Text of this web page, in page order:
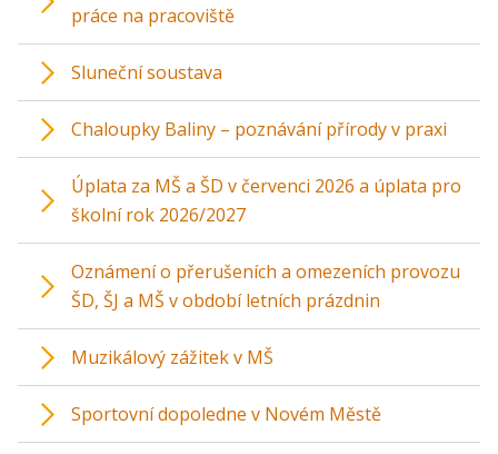
práce na pracoviště
Sluneční soustava
Chaloupky Baliny – poznávání přírody v praxi
Úplata za MŠ a ŠD v červenci 2026 a úplata pro
školní rok 2026/2027
Oznámení o přerušeních a omezeních provozu
ŠD, ŠJ a MŠ v období letních prázdnin
Muzikálový zážitek v MŠ
Sportovní dopoledne v Novém Městě